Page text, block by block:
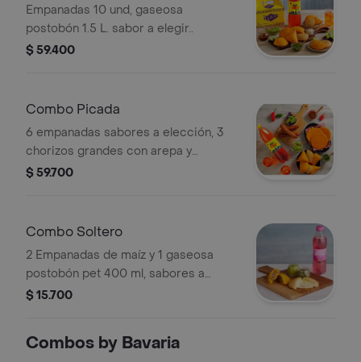
Empanadas 10 und, gaseosa
postobón 1.5 L. sabor a elegir..
$ 59.400
Combo Picada
6 empanadas sabores a elección, 3
chorizos grandes con arepa y
gaseosa sabor a elección 1.5 L.
$ 59.700
Combo Soltero
2 Empanadas de maíz y 1 gaseosa
postobón pet 400 ml, sabores a
elegir .
$ 15.700
Combos by Bavaria